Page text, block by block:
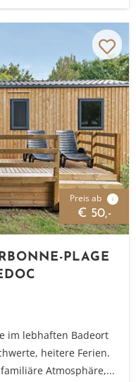
Preis ab i
€ 50,-
PLAGE
im lebhaften Badeort
heitere Ferien.
Atmosphäre,...